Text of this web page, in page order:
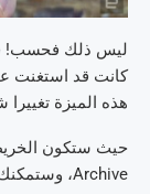
ليس ذلك فحسب!
هذه الميزة تغييرا
Archive، وستمكنك من تعقب مواقع كل منشوراتك السابقة.